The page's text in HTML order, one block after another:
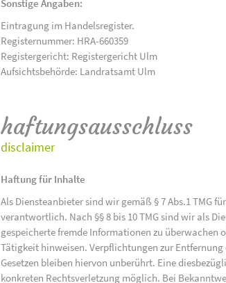
Sonstige Angaben:
Eintragung im Handelsregister.
Registernummer: HRA-660359
Registergericht: Registergericht Ulm
Aufsichtsbehörde: Landratsamt Ulm
haftungsausschluss
disclaimer
Haftung für Inhalte
Als Diensteanbieter sind wir gemäß § 7 Abs.1 TMG
verantwortlich. Nach §§ 8 bis 10 TMG sind wir als
gespeicherte fremde Informationen zu überwachen
Tätigkeit hinweisen. Verpflichtungen zur
Gesetzen bleiben hiervon unberührt. Eine
konkreten Rechtsverletzung möglich. Bei